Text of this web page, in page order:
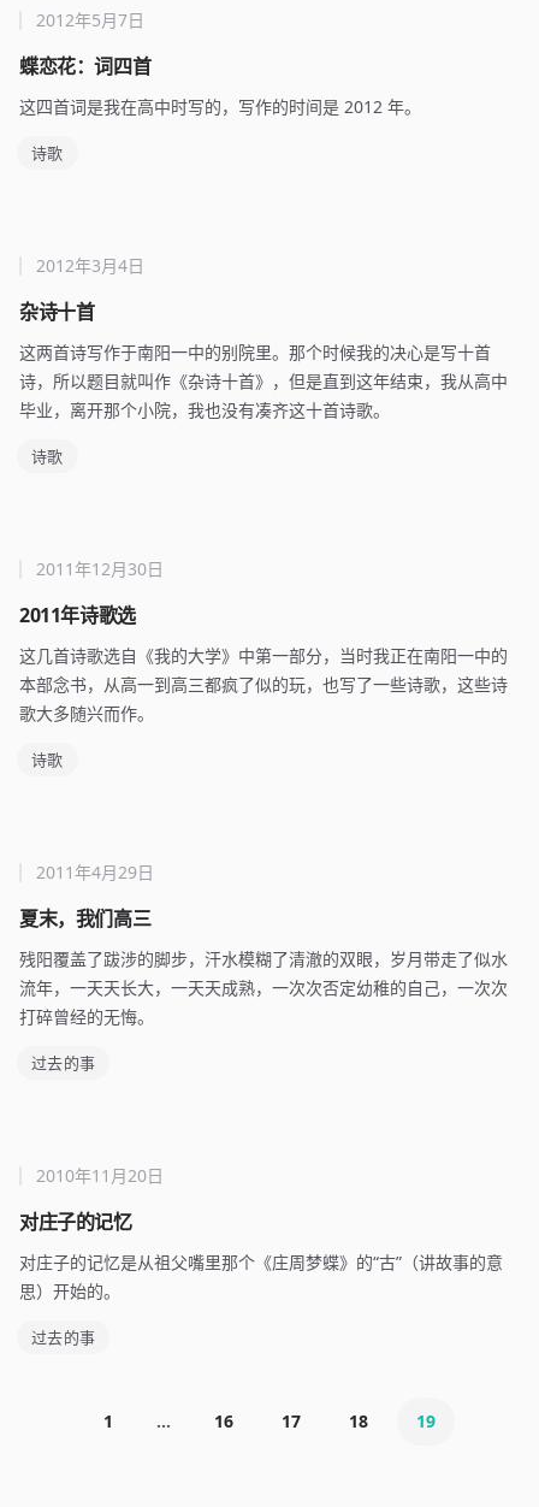
蝶恋花：词四首
2012年5月7日
这四首词是我在高中时写的，写作的时间是 2012 年。
诗歌
杂诗十首
2012年3月4日
这两首诗写作于南阳一中的别院里。那个时候我的决心是写十首
诗，所以题目就叫作《杂诗十首》，但是直到这年结束，我从高中
毕业，离开那个小院，我也没有凑齐这十首诗歌。
诗歌
2011年诗歌选
2011年12月30日
这几首诗歌选自《我的大学》中第一部分，当时我正在南阳一中的
本部念书，从高一到高三都疯了似的玩，也写了一些诗歌，这些诗
歌大多随兴而作。
诗歌
夏末，我们高三
2011年4月29日
残阳覆盖了跋涉的脚步，汗水模糊了清澈的双眼，岁月带走了似水
流年，一天天长大，一天天成熟，一次次否定幼稚的自己，一次次
打碎曾经的无悔。
过去的事
对庄子的记忆
2010年11月20日
对庄子的记忆是从祖父嘴里那个《庄周梦蝶》的“古”（讲故事的意
思）开始的。
过去的事
1 ... 16 17 18 19